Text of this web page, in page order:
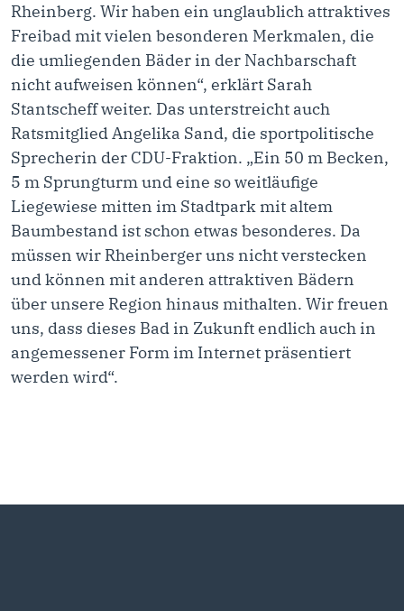
Rheinberg. Wir haben ein unglaublich attraktives
Freibad mit vielen besonderen Merkmalen, die
die umliegenden Bäder in der Nachbarschaft
nicht aufweisen können“, erklärt Sarah
Stantscheff weiter. Das unterstreicht auch
Ratsmitglied Angelika Sand, die sportpolitische
Sprecherin der CDU-Fraktion. „Ein 50 m Becken,
5 m Sprungturm und eine so weitläufige
Liegewiese mitten im Stadtpark mit altem
Baumbestand ist schon etwas besonderes. Da
müssen wir Rheinberger uns nicht verstecken
und können mit anderen attraktiven Bädern
über unsere Region hinaus mithalten. Wir freuen
uns, dass dieses Bad in Zukunft endlich auch in
angemessener Form im Internet präsentiert
werden wird“.